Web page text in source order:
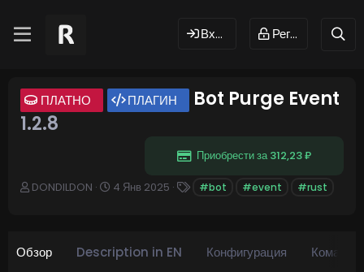
Вход Регистрация
ПЛАТНО ПЛАГИН
Bot Purge Event
1.2.8
Приобрести за 312,23 ₽
А
DONDILDON
Д
о
4 Янв 2025 #bot #event #rust
Обзор Description in EN Конфигурация Команды